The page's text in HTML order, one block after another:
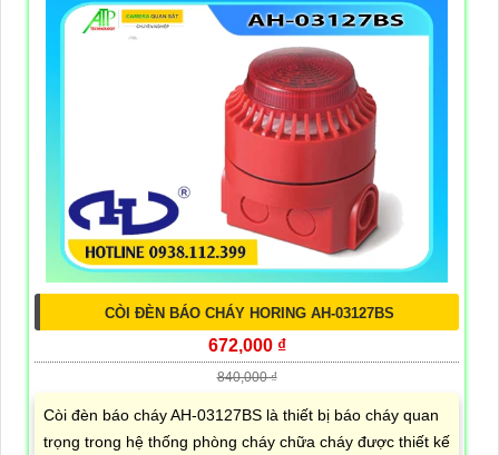
CÒI ĐÈN BÁO CHÁY HORING AH-03127BS
672,000 ₫
840,000 ₫
Còi đèn báo cháy AH-03127BS là thiết bị báo cháy quan
trọng trong hệ thống phòng cháy chữa cháy được thiết kế